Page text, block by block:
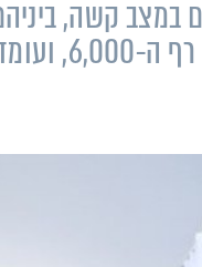
6,025